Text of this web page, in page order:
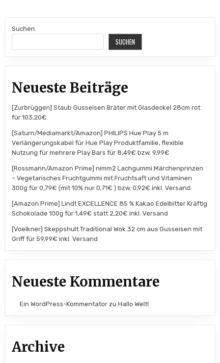
Suchen
SUCHEN
Neueste Beiträge
[Zurbrüggen] Staub Gusseisen Bräter mit Glasdeckel 28cm rot
für 103,20€
[Saturn/Mediamarkt/Amazon] PHILIPS Hue Play 5 m
Verlängerungskabel für Hue Play Produktfamilie, flexible
Nutzung für mehrere Play Bars für 8,49€ bzw. 9,99€
[Rossmann/Amazon Prime] nimm2 Lachgummi Märchenprinzen
– Vegetarisches Fruchtgummi mit Fruchtsaft und Vitaminen
300g für 0,79€ (mit 10% nur 0,71€ ) bzw. 0,92€ inkl. Versand
[Amazon Prime] Lindt EXCELLENCE 85 % Kakao Edelbitter Kräftig
Schokolade 100g für 1,49€ statt 2,20€ inkl. Versand
[Voelkner] Skeppshult Traditional Wok 32 cm aus Gusseisen mit
Griff für 59,99€ inkl. Versand
Neueste Kommentare
Ein WordPress-Kommentatorzu Hallo Welt!
Archive